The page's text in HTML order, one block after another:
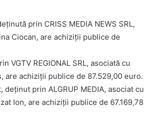
prin CRISS MEDIA NEWS SRL,
Ciocan, are achiziții publice de
VGTV REGIONAL SRL, asociată cu
are achiziții publice de 87.529,00 euro.
deținut prin ALGRUP MEDIA, asociat cu
Ion, are achiziții publice de 67.169,78